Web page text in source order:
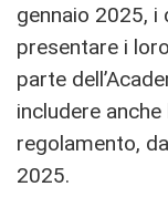
gennaio 2025,
presentare i
parte
includere
regolamento,
2025.